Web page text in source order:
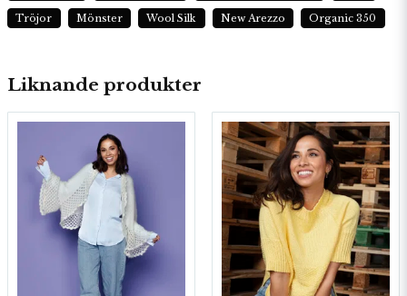
Liknande produkter
Tröjor Mönster Wool Silk New Arezzo Organic 350